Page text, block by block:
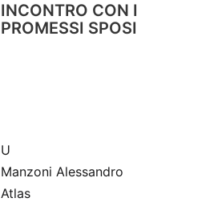
INCONTRO CON I
PROMESSI SPOSI
U
Manzoni Alessandro
Atlas